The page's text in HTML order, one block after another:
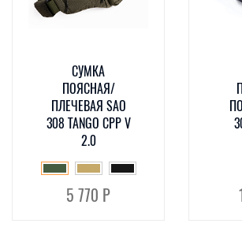
CУМКА
ПОЯСНАЯ/
ПЛЕЧЕВАЯ SAO
308 TANGO CPP V
2.0
5 770 Р